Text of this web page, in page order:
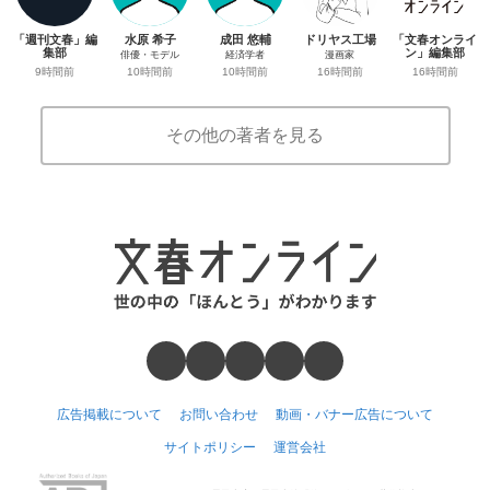
「週刊文春」編
集部
9時間前
水原 希子
俳優・モデル
10時間前
成田 悠輔
経済学者
10時間前
ドリヤス工場
漫画家
16時間前
「文春オンライ
ン」編集部
16時間前
その他の著者を見る
広告掲載について お問い合わせ 動画・バナー広告について
サイトポリシー 運営会社